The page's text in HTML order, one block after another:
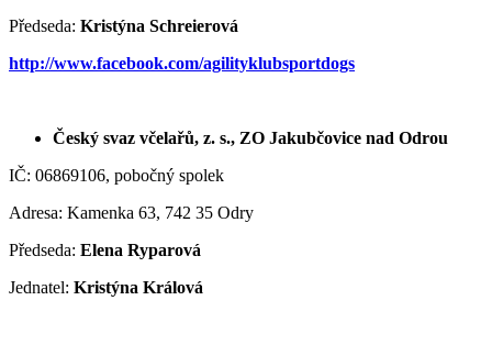
Předseda: Kristýna Schreierová
http://www.facebook.com/agilityklubsportdogs
Český svaz včelařů, z. s., ZO Jakubčovice nad Odrou
IČ: 06869106, pobočný spolek
Adresa: Kamenka 63, 742 35 Odry
Předseda: Elena Ryparová
Jednatel: Kristýna Králová